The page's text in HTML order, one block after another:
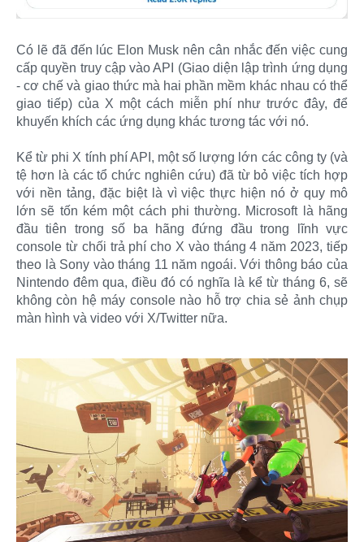
Có lẽ đã đến lúc Elon Musk nên cân nhắc đến việc cung
cấp quyền truy cập vào API (Giao diện lập trình ứng dụng
- cơ chế và giao thức mà hai phần mềm khác nhau có thể
giao tiếp) của X một cách miễn phí như trước đây, để
khuyến khích các ứng dụng khác tương tác với nó.
Kể từ phi X tính phí API, một số lượng lớn các công ty (và
tệ hơn là các tổ chức nghiên cứu) đã từ bỏ việc tích hợp
với nền tảng, đặc biệt là vì việc thực hiện nó ở quy mô
lớn sẽ tốn kém một cách phi thường. Microsoft là hãng
đầu tiên trong số ba hãng đứng đầu trong lĩnh vực
console từ chối trả phí cho X vào tháng 4 năm 2023, tiếp
theo là Sony vào tháng 11 năm ngoái. Với thông báo của
Nintendo đêm qua, điều đó có nghĩa là kể từ tháng 6, sẽ
không còn hệ máy console nào hỗ trợ chia sẻ ảnh chụp
màn hình và video với X/Twitter nữa.